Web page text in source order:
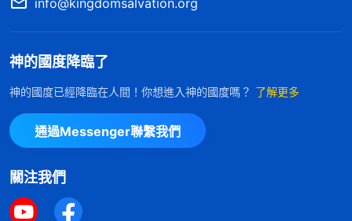
神的國度降臨了
神的國度已經降臨在人間！你想進入神的國度嗎？ 了解更多
通過Messenger聯繫我們
關注我們